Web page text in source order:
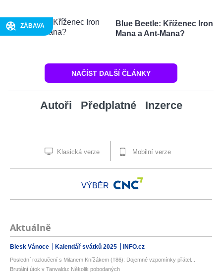
ZÁBAVA
Blue Beetle: Kříženec Iron
Mana a Ant-Mana?
NAČÍST DALŠÍ ČLÁNKY
Autoři Předplatné Inzerce
Klasická verze Mobilní verze
VÝBĚR
Aktuálně
Blesk Vánoce Kalendář svátků 2025 INFO.cz
Poslední rozloučení s Milanem Knížákem (†86): Dojemné vzpomínky přátel...
Brutální útok v Tanvaldu: Několik pobodaných